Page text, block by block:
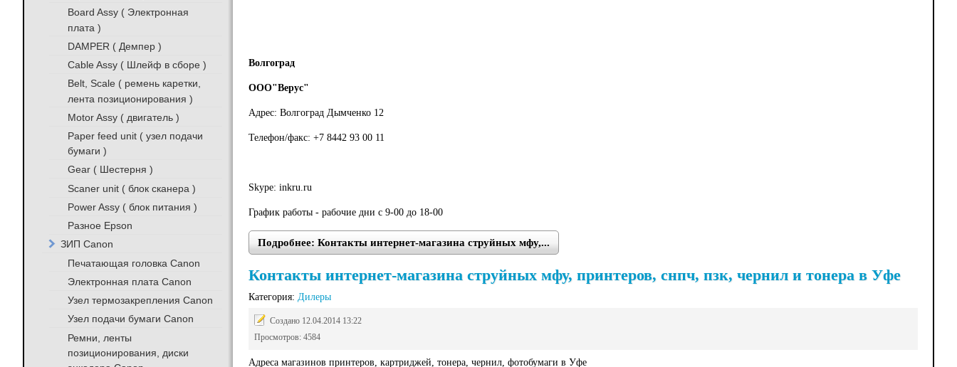
Волгоград
ООО"Верус"
Адрес: Волгоград Дымченко 12
Телефон/факс: +7 8442 93 00 11
Skype: inkru.ru
График работы - рабочие дни с 9-00 до 18-00
Подробнее: Контакты интернет-магазина струйных мфу,...
Контакты интернет-магазина струйных мфу, принтеров, снпч, пзк, чернил и тонера в Уфе
Категория: Дилеры
Создано 12.04.2014 13:22
Просмотров: 4584
Адреса магазинов принтеров, картриджей, тонера, чернил, фотобумаги в Уфе
Board Assy ( Электронная
плата )
DAMPER ( Демпер )
Cable Assy ( Шлейф в сборе )
Belt, Scale ( ремень каретки,
лента позиционирования )
Motor Assy ( двигатель )
Paper feed unit ( узел подачи
бумаги )
Gear ( Шестерня )
Scaner unit ( блок сканера )
Power Assy ( блок питания )
Разное Epson
ЗИП Canon
Печатающая головка Canon
Электронная плата Canon
Узел термозакрепления Canon
Узел подачи бумаги Canon
Ремни, ленты
позиционирования, диски